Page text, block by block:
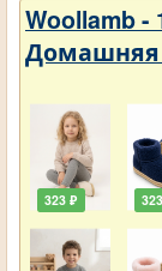
Woollamb -
Домашняя
323 ₽